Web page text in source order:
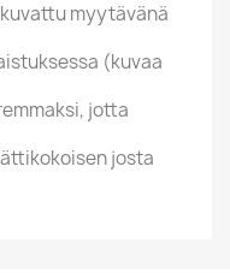
myytävänä
(kuvaa
jotta
josta